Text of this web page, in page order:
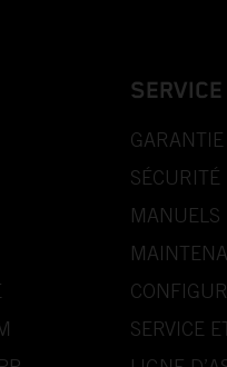
SERVICE
GARANTIE
SÉCURITÉ
MANUELS
SERVICE